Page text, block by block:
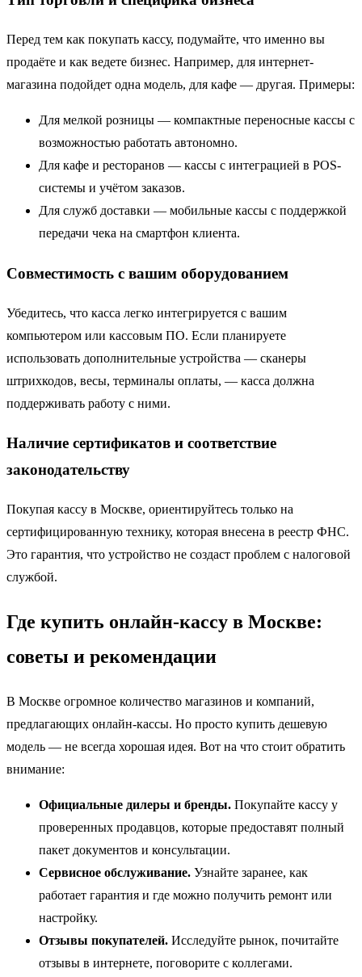
Перед тем как покупать кассу, подумайте, что именно вы
продаёте и как ведете бизнес. Например, для интернет-
магазина подойдет одна модель, для кафе — другая. Примеры:
Для мелкой розницы — компактные переносные кассы с
возможностью работать автономно.
Для кафе и ресторанов — кассы с интеграцией в POS-
системы и учётом заказов.
Для служб доставки — мобильные кассы с поддержкой
передачи чека на смартфон клиента.
Совместимость с вашим оборудованием
Убедитесь, что касса легко интегрируется с вашим
компьютером или кассовым ПО. Если планируете
использовать дополнительные устройства — сканеры
штрихкодов, весы, терминалы оплаты, — касса должна
поддерживать работу с ними.
Наличие сертификатов и соответствие
законодательству
Покупая кассу в Москве, ориентируйтесь только на
сертифицированную технику, которая внесена в реестр ФНС.
Это гарантия, что устройство не создаст проблем с налоговой
службой.
Где купить онлайн-кассу в Москве:
советы и рекомендации
В Москве огромное количество магазинов и компаний,
предлагающих онлайн-кассы. Но просто купить дешевую
модель — не всегда хорошая идея. Вот на что стоит обратить
внимание:
Официальные дилеры и бренды. Покупайте кассу у
проверенных продавцов, которые предоставят полный
пакет документов и консультации.
Сервисное обслуживание. Узнайте заранее, как
работает гарантия и где можно получить ремонт или
настройку.
Отзывы покупателей. Исследуйте рынок, почитайте
отзывы в интернете, поговорите с коллегами.